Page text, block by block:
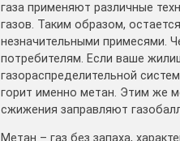
газа применяют различные
газов. Таким образом,
незначительными примесями.
потребителям. Если ваше
газораспределительной
горит именно метан. Этим же
сжижения заправляют